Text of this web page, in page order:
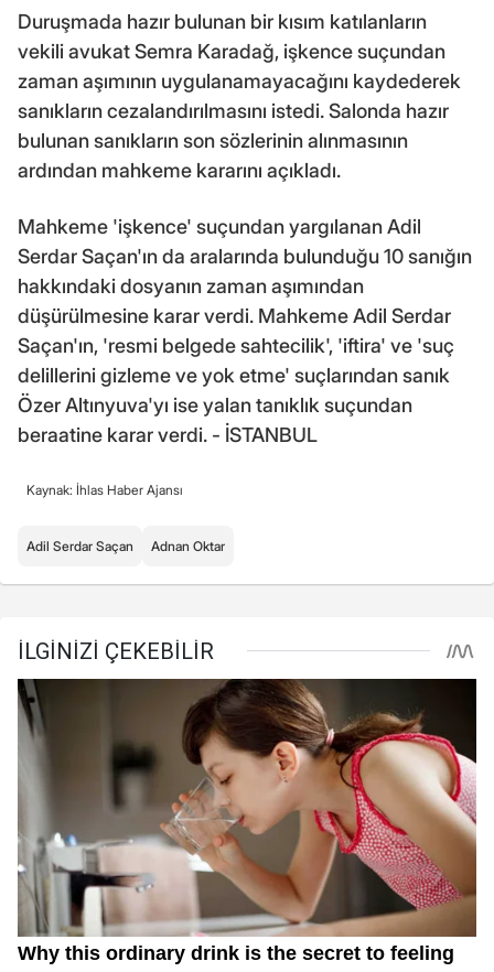
Duruşmada hazır bulunan bir kısım katılanların
vekili avukat Semra Karadağ, işkence suçundan
zaman aşımının uygulanamayacağını kaydederek
sanıkların cezalandırılmasını istedi. Salonda hazır
bulunan sanıkların son sözlerinin alınmasının
ardından mahkeme kararını açıkladı.
Mahkeme 'işkence' suçundan yargılanan Adil
Serdar Saçan'ın da aralarında bulunduğu 10 sanığın
hakkındaki dosyanın zaman aşımından
düşürülmesine karar verdi. Mahkeme Adil Serdar
Saçan'ın, 'resmi belgede sahtecilik', 'iftira' ve 'suç
delillerini gizleme ve yok etme' suçlarından sanık
Özer Altınyuva'yı ise yalan tanıklık suçundan
beraatine karar verdi. - İSTANBUL
Kaynak: İhlas Haber Ajansı
Adil Serdar Saçan Adnan Oktar